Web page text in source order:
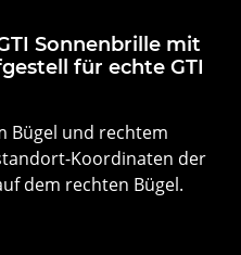
Sonnenbrille mit
für echte GTI
Bügel und rechtem
Koordinaten der
dem rechten Bügel.